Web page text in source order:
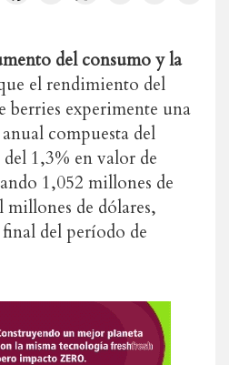
del consumo y la
el rendimiento del
berries experimente una
compuesta del
1,3% en valor de
1,052 millones de
de dólares,
del período de